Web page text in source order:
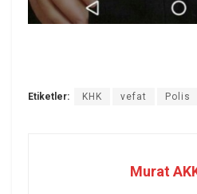
Etiketler: KHK vefat Polis
Murat